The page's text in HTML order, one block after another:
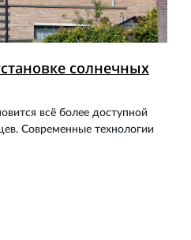
солнечных
всё более доступной
Современные технологии